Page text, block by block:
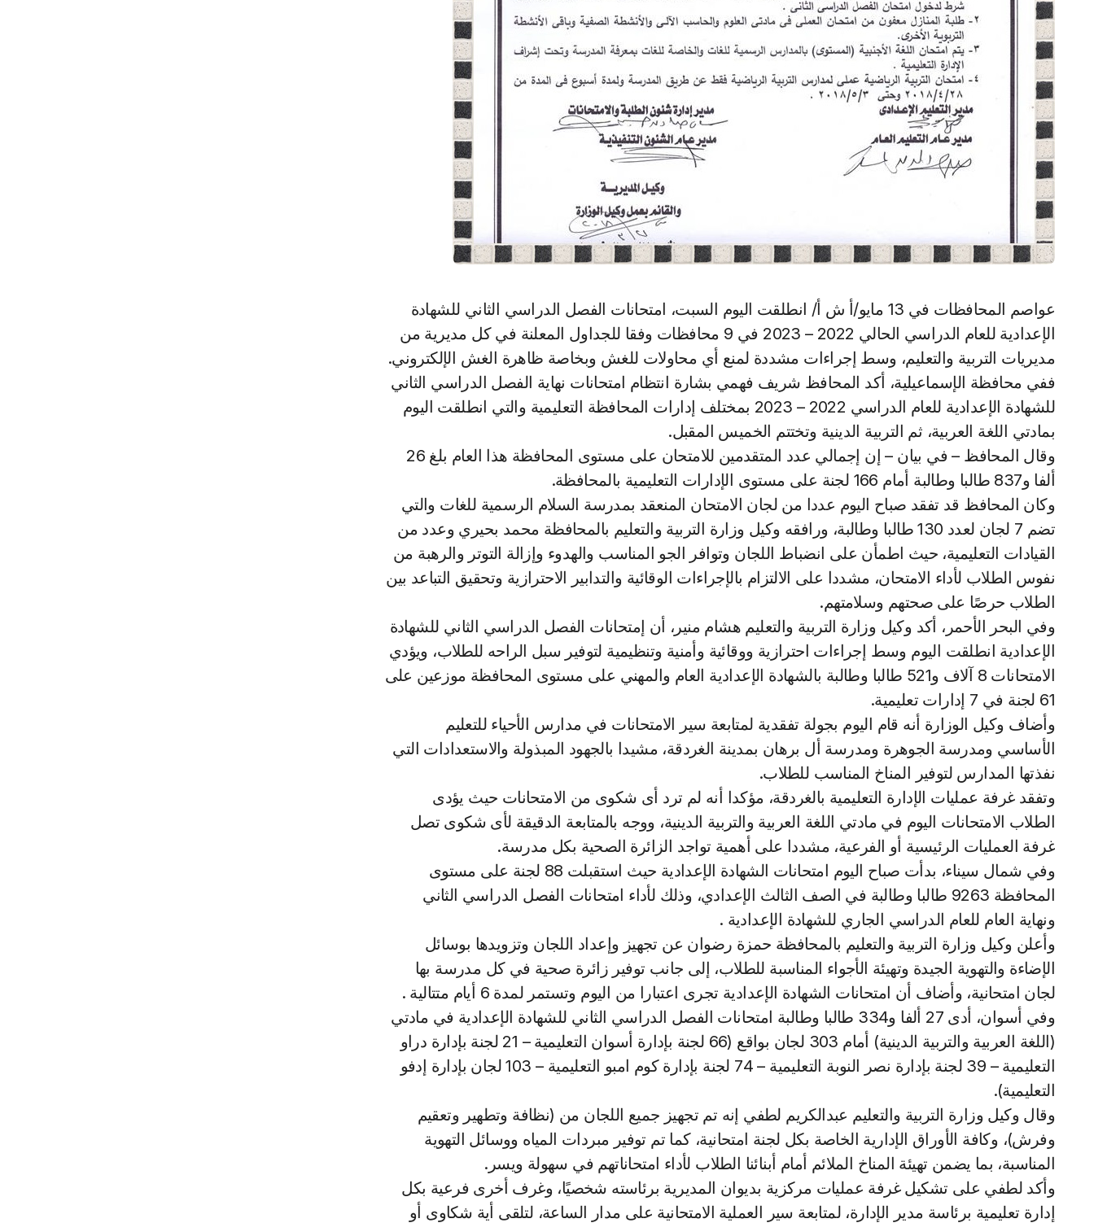
عواصم المحافظات في 13 مايو/أ ش أ/ انطلقت اليوم السبت، امتحانات الفصل الدراسي الثاني للشهادة
الإعدادية للعام الدراسي الحالي 2022 – 2023 في 9 محافظات وفقا للجداول المعلنة في كل مديرية من
مديريات التربية والتعليم، وسط إجراءات مشددة لمنع أي محاولات للغش وبخاصة ظاهرة الغش الإلكتروني.
ففي محافظة الإسماعيلية، أكد المحافظ شريف فهمي بشارة انتظام امتحانات نهاية الفصل الدراسي الثاني
للشهادة الإعدادية للعام الدراسي 2022 – 2023 بمختلف إدارات المحافظة التعليمية والتي انطلقت اليوم
بمادتي اللغة العربية، ثم التربية الدينية وتختتم الخميس المقبل.
وقال المحافظ – في بيان – إن إجمالي عدد المتقدمين للامتحان على مستوى المحافظة هذا العام بلغ 26
ألفا و837 طالبا وطالبة أمام 166 لجنة على مستوى الإدارات التعليمية بالمحافظة.
وكان المحافظ قد تفقد صباح اليوم عددا من لجان الامتحان المنعقد بمدرسة السلام الرسمية للغات والتي
تضم 7 لجان لعدد 130 طالبا وطالبة، ورافقه وكيل وزارة التربية والتعليم بالمحافظة محمد بحيري وعدد من
القيادات التعليمية، حيث اطمأن على انضباط اللجان وتوافر الجو المناسب والهدوء وإزالة التوتر والرهبة من
نفوس الطلاب لأداء الامتحان، مشددا على الالتزام بالإجراءات الوقائية والتدابير الاحترازية وتحقيق التباعد بين
الطلاب حرصًا على صحتهم وسلامتهم.
وفي البحر الأحمر، أكد وكيل وزارة التربية والتعليم هشام منير، أن إمتحانات الفصل الدراسي الثاني للشهادة
الإعدادية انطلقت اليوم وسط إجراءات احترازية ووقائية وأمنية وتنظيمية لتوفير سبل الراحه للطلاب، ويؤدي
الامتحانات 8 آلاف و521 طالبا وطالبة بالشهادة الإعدادية العام والمهني على مستوى المحافظة موزعين على
61 لجنة في 7 إدارات تعليمية.
وأضاف وكيل الوزارة أنه قام اليوم بجولة تفقدية لمتابعة سير الامتحانات في مدارس الأحياء للتعليم
الأساسي ومدرسة الجوهرة ومدرسة أل برهان بمدينة الغردقة، مشيدا بالجهود المبذولة والاستعدادات التي
نفذتها المدارس لتوفير المناخ المناسب للطلاب.
وتفقد غرفة عمليات الإدارة التعليمية بالغردقة، مؤكدا أنه لم ترد أى شكوى من الامتحانات حيث يؤدى
الطلاب الامتحانات اليوم في مادتي اللغة العربية والتربية الدينية، ووجه بالمتابعة الدقيقة لأى شكوى تصل
غرفة العمليات الرئيسية أو الفرعية، مشددا على أهمية تواجد الزائرة الصحية بكل مدرسة.
وفي شمال سيناء، بدأت صباح اليوم امتحانات الشهادة الإعدادية حيث استقبلت 88 لجنة على مستوى
المحافظة 9263 طالبا وطالبة في الصف الثالث الإعدادي، وذلك لأداء امتحانات الفصل الدراسي الثاني
ونهاية العام للعام الدراسي الجاري للشهادة الإعدادية .
وأعلن وكيل وزارة التربية والتعليم بالمحافظة حمزة رضوان عن تجهيز وإعداد اللجان وتزويدها بوسائل
الإضاءة والتهوية الجيدة وتهيئة الأجواء المناسبة للطلاب، إلى جانب توفير زائرة صحية في كل مدرسة بها
لجان امتحانية، وأضاف أن امتحانات الشهادة الإعدادية تجرى اعتبارا من اليوم وتستمر لمدة 6 أيام متتالية .
وفي أسوان، أدى 27 ألفا و334 طالبا وطالبة امتحانات الفصل الدراسي الثاني للشهادة الإعدادية في مادتي
(اللغة العربية والتربية الدينية) أمام 303 لجان بواقع (66 لجنة بإدارة أسوان التعليمية – 21 لجنة بإدارة دراو
التعليمية – 39 لجنة بإدارة نصر النوبة التعليمية – 74 لجنة بإدارة كوم امبو التعليمية – 103 لجان بإدارة إدفو
التعليمية).
وقال وكيل وزارة التربية والتعليم عبدالكريم لطفي إنه تم تجهيز جميع اللجان من (نظافة وتطهير وتعقيم
وفرش)، وكافة الأوراق الإدارية الخاصة بكل لجنة امتحانية، كما تم توفير مبردات المياه ووسائل التهوية
المناسبة، بما يضمن تهيئة المناخ الملائم أمام أبنائنا الطلاب لأداء امتحاناتهم في سهولة ويسر.
وأكد لطفي على تشكيل غرفة عمليات مركزية بديوان المديرية برئاسته شخصيًا، وغرف أخرى فرعية بكل
إدارة تعليمية برئاسة مدير الإدارة، لمتابعة سير العملية الامتحانية على مدار الساعة، لتلقى أية شكاوى أو